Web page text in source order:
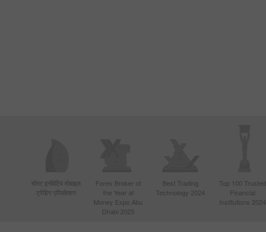
मोस्ट इनोवेटिव मोबाइल
ट्रेडिंग एप्लिकेशन
Forex Broker of
the Year at
Money Expo Abu
Dhabi 2025
Best Trading
Technology 2024
Top 100 Trusted
Financial
Institutions 2024